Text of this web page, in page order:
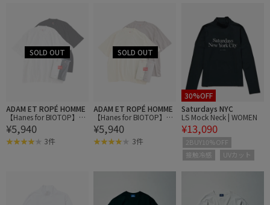
ADAM ET ROPÉ HOMME
【Hanes for BIOTOP】RE
CYCLE COTTON MOCK N
ECK T-SHIRTS（2枚パッ
ク）/Unisex
¥5,940
3件
ADAM ET ROPÉ HOMME
【Hanes for BIOTOP】RE
CYCLE COTTON MOCK N
ECK T-SHIRTS（2枚パッ
ク）/Unisex
¥5,940
3件
30%OFF
Saturdays NYC
LS Mock Neck | WOMEN
¥13,090
2BUY10%OFF
接触冷感
UVカット